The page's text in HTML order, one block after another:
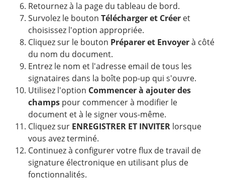
Retournez à la page du tableau de bord.
Survolez le bouton Télécharger et Créer et
choisissez l'option appropriée.
Cliquez sur le bouton Préparer et Envoyerà côté
du nom du document.
Entrez le nom et l'adresse email de tous les
signataires dans la boîte pop-up qui s'ouvre.
Utilisez l'option Commencer à ajouter des
champs pour commencer à modifier le
document et à le signer vous-même.
Cliquez sur ENREGISTRER ET INVITER lorsque
vous avez terminé.
Continuez à configurer votre flux de travail de
signature électronique en utilisant plus de
fonctionnalités.